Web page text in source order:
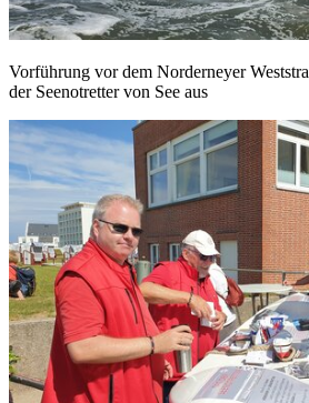
Vorführung vor dem Norderneyer
der Seenotretter von See aus